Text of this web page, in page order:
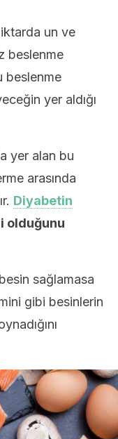
un ve
beslenme
beslenme
yer aldığı
yer alan bu
arasında
Diyabetin
olduğunu
sağlamasa
gibi besinlerin